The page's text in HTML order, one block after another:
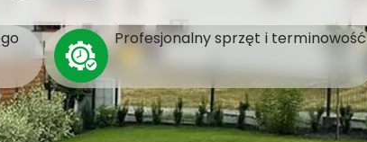
Profesjonalny sprzęt i terminowość